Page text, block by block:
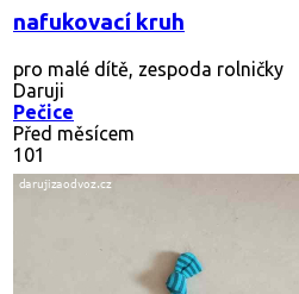
nafukovací kruh
pro malé dítě, zespoda rolničky
Daruji
Pečice
Před měsícem
101